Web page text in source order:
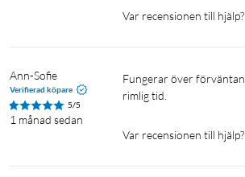
automatiskt processen.)Var recensionen till hjälp?
Ann-Sofie
Verifierad köpare
5/5
1 månad sedan
Fungerar över förväntan! Ger bra is inom
rimlig tid.
Var recensionen till hjälp?